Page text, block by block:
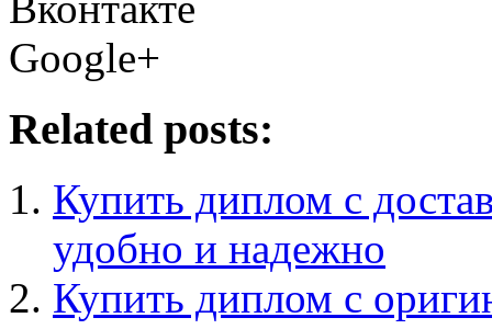
Google+
Related posts:
Купить диплом с
удобно и надежно
Купить диплом с